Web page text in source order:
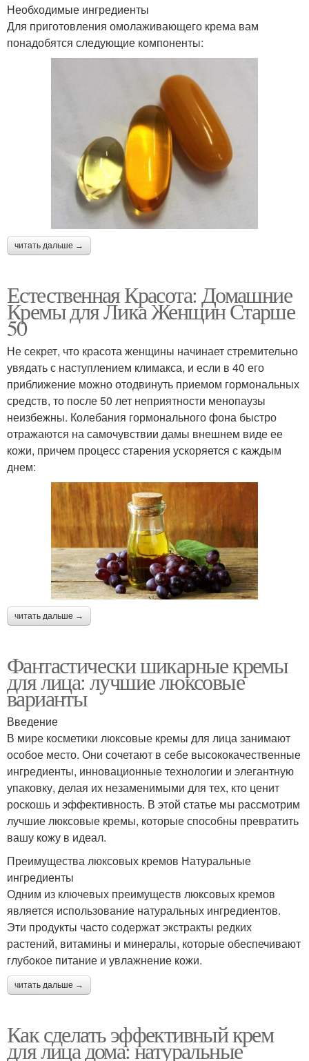
Необходимые ингредиенты
Для приготовления омолаживающего крема вам
понадобятся следующие компоненты:
читать дальше →
Естественная Красота: Домашние
Кремы для Лика Женщин Старше
50
Не секрет, что красота женщины начинает стремительно
увядать с наступлением климакса, и если в 40 его
приближение можно отодвинуть приемом гормональных
средств, то после 50 лет неприятности менопаузы
неизбежны. Колебания гормонального фона быстро
отражаются на самочувствии дамы внешнем виде ее
кожи, причем процесс старения ускоряется с каждым
днем:
читать дальше →
Фантастически шикарные кремы
для лица: лучшие люксовые
варианты
Введение
В мире косметики люксовые кремы для лица занимают
особое место. Они сочетают в себе высококачественные
ингредиенты, инновационные технологии и элегантную
упаковку, делая их незаменимыми для тех, кто ценит
роскошь и эффективность. В этой статье мы рассмотрим
лучшие люксовые кремы, которые способны превратить
вашу кожу в идеал.
Преимущества люксовых кремов Натуральные
ингредиенты
Одним из ключевых преимуществ люксовых кремов
является использование натуральных ингредиентов.
Эти продукты часто содержат экстракты редких
растений, витамины и минералы, которые обеспечивают
глубокое питание и увлажнение кожи.
читать дальше →
Как сделать эффективный крем
для лица дома: натуральные